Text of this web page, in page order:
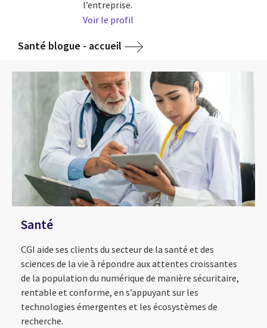
l’entreprise.
Voir le profil
Santé blogue - accueil
Santé
CGI aide ses clients du secteur de la santé et des
sciences de la vie à répondre aux attentes croissantes
de la population du numérique de manière sécuritaire,
rentable et conforme, en s’appuyant sur les
technologies émergentes et les écosystèmes de
recherche.